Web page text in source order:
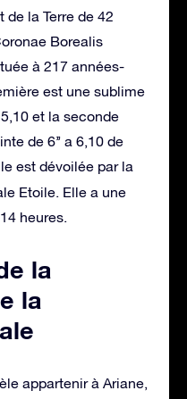
la Terre de 42
Borealis
à 217 années-
est une sublime
et la seconde
de 6’’ a 6,10 de
est dévoilée par la
Etoile. Elle a une
heures.
la
la
appartenir à Ariane,